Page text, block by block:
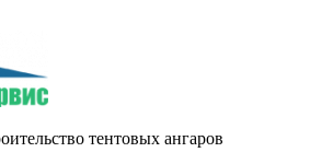
тентовых ангаров